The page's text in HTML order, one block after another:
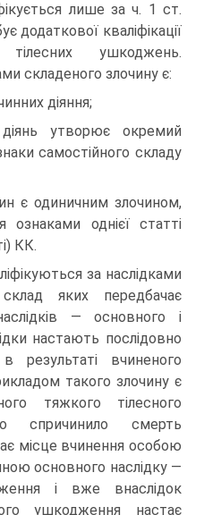
лише за ч. 1 ст.
додаткової кваліфікації
ушкоджень.
складеного злочину є:
діяння;
утворює окремий
самостійного складу
є одиничним злочином,
ознаками однієї статті
КК.
за наслідками
яких передбачає
— основного і
настають послідовно
вчиненого
такого злочину є
тяжкого тілесного
спричинило смерть
місце вчинення особою
основного наслідку —
і вже внаслідок
ушкодження настає